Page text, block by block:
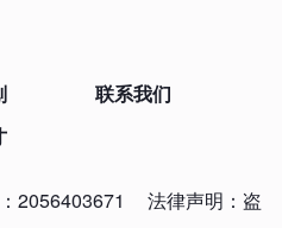
联系我们
2056403671
法律声明：盗